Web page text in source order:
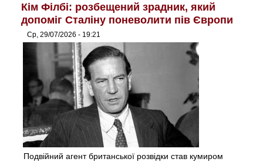
Кім Філбі: розбещений зрадник, який
допоміг Сталіну поневолити пів Європи
Ср, 29/07/2026 - 19:21
Подвійний агент британської розвідки став кумиром